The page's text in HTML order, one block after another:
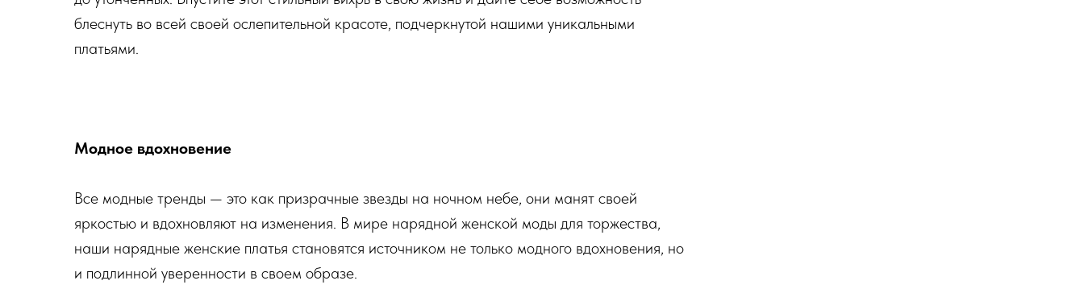
блеснуть во всей своей ослепительной красоте, подчеркнутой нашими уникальными
платьями.
Модное вдохновение
Все модные тренды — это как призрачные звезды на ночном небе, они манят своей
яркостью и вдохновляют на изменения. В мире нарядной женской моды для торжества,
наши нарядные женские платья становятся источником не только модного вдохновения, но
и подлинной уверенности в своем образе.